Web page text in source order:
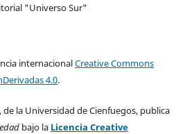
"Universo Sur"
internacionalCreative Commons
4.0.
la Universidad de Cienfuegos, publica
bajo la Licencia Creative